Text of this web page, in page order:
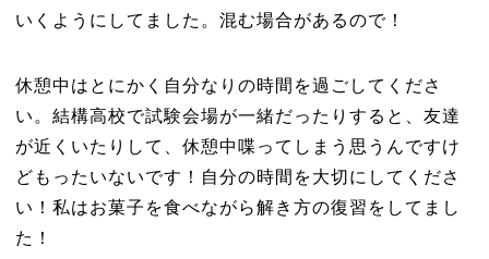
いくようにしてました。混む場合があるので！
休憩中はとにかく自分なりの時間を過ごしてくださ
い。結構高校で試験会場が一緒だったりすると、友達
が近くいたりして、休憩中喋ってしまう思うんですけ
どもったいないです！自分の時間を大切にしてくださ
い！私はお菓子を食べながら解き方の復習をしてまし
た！